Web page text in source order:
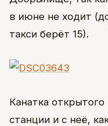
в июне не ходит
такси берёт 15).
Канатка
станции и с неё,